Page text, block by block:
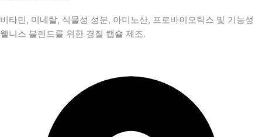
비타민, 미네랄, 식물성 성분, 아미노산, 프로바이오틱스 및 기능성
웰니스 블렌드를 위한 경질 캡슐 제조.